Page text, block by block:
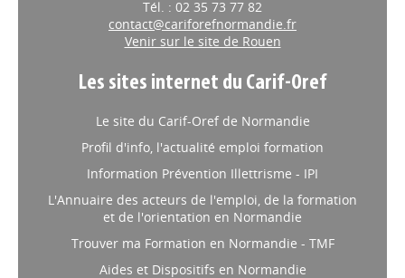
Tél. : 02 35 73 77 82
contact@cariforefnormandie.fr
Venir sur le site de Rouen
Les sites internet du Carif-Oref
Le site du Carif-Oref de Normandie
Profil d'info, l'actualité emploi formation
Information Prévention Illettrisme - IPI
L'Annuaire des acteurs de l'emploi, de la formation
et de l'orientation en Normandie
Trouver ma Formation en Normandie - TMF
Aides et Dispositifs en Normandie